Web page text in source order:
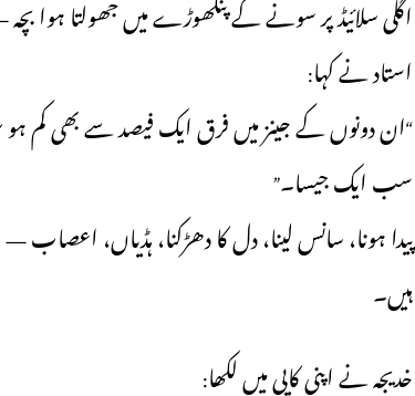
اگلی سلائیڈ پر سونے کے پنگھوڑے میں جھولتا ہوا
استاد نے کہا:
سب ایک جیسا۔”
پیدا ہونا، سانس لینا، دل کا دھڑکنا، ہڈیاں،
ہیں۔
خدیجہ نے اپنی کاپی میں لکھا: